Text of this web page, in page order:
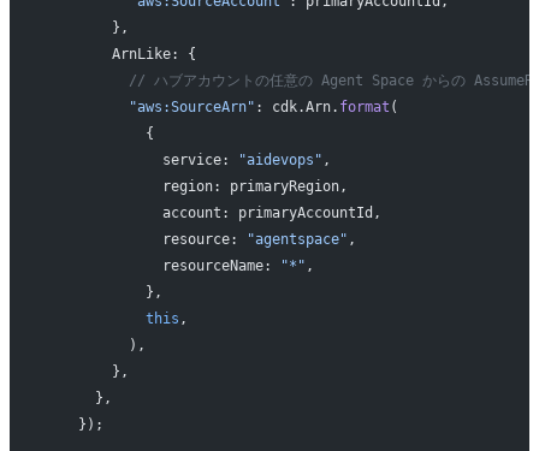
        },
        ArnLike: {
// ハブアカウントの任意の Agent Space からの
          "aws:SourceArn"
: cdk.Arn. format (
            {
              service:
"aidevops" ,
              region: primaryRegion,
              account: primaryAccountId,
              resource:
"agentspace" ,
              resourceName:
"*" ,
            },
            this
,
          ),
        },
      },
    });